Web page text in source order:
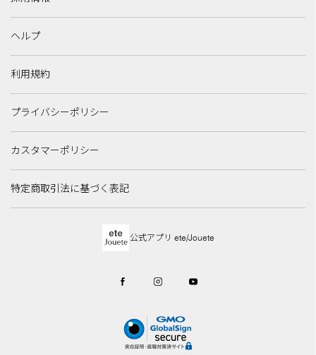
ヘルプ
利用規約
プライバシーポリシー
カスタマーポリシー
特定商取引法に基づく表記
公式アプリ ete/Jouete